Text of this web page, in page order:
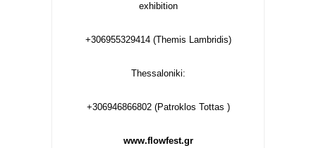
exhibition
+306955329414 (Themis Lambridis)
Thessaloniki:
+306946866802 (Patroklos Tottas )
www.flowfest.gr